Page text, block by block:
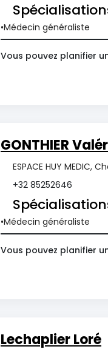
Médecin généraliste
Vous pouvez planifier
GONTHIER
ESPACE HUY MEDIC,
+32 85252646
Médecin généraliste
Vous pouvez planifier
Lechaplier Loré